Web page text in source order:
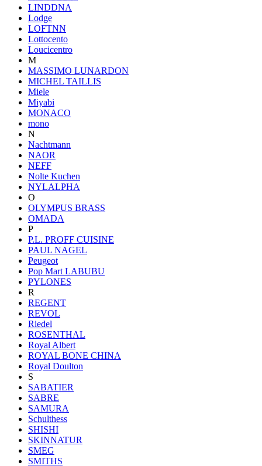
LINDDNA
Lodge
LOFTNN
Lottocento
Loucicentro
M
MASSIMO LUNARDON
MICHEL TAILLIS
Miele
Miyabi
MONACO
mono
N
Nachtmann
NAOR
NEFF
Nolte Kuchen
NYLALPHA
O
OLYMPUS BRASS
OMADA
P
P.L. PROFF CUISINE
PAUL NAGEL
Peugeot
Pop Mart LABUBU
PYLONES
R
REGENT
REVOL
Riedel
ROSENTHAL
Royal Albert
ROYAL BONE CHINA
Royal Doulton
S
SABATIER
SABRE
SAMURA
Schulthess
SHISHI
SKINNATUR
SMEG
SMITHS